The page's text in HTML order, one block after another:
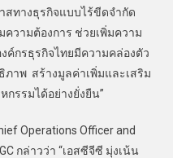
ทางธุรกิจแบบไร้ขีดจำกัด
วามต้องการ ช่วยเพิ่มความ
กรธุรกิจไทยมีความคล่องตัว
ภาพ สร้างมูลค่าเพิ่มและเสริม
รรมได้อย่างยั่งยืน”
Officer and
กล่าวว่า “เอสซีจีซี มุ่งเน้น